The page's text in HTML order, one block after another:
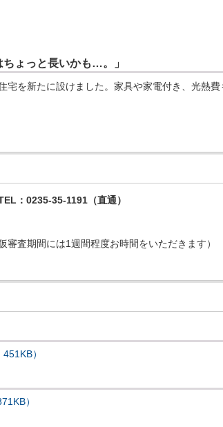
ちょっと長いかも…。」
宅を新たに設けました。家具や家電付き、光熱費
：0235-35-1191（直通）
審査期間には1週間程度お時間をいただきます）
）
）